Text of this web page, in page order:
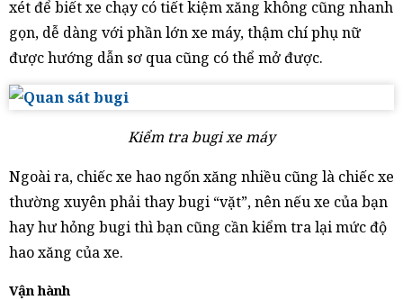
xét để biết xe chạy có tiết kiệm xăng không cũng nhanh
gọn, dễ dàng với phần lớn xe máy, thậm chí phụ nữ
được hướng dẫn sơ qua cũng có thể mở được.
Kiểm tra bugi xe máy
Ngoài ra, chiếc xe hao ngốn xăng nhiều cũng là chiếc xe
thường xuyên phải thay bugi “vặt”, nên nếu xe của bạn
hay hư hỏng bugi thì bạn cũng cần kiểm tra lại mức độ
hao xăng của xe.
Vận hành